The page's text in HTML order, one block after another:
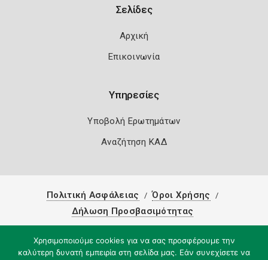
Σελίδες
Αρχική
Επικοινωνία
Υπηρεσίες
Υποβολή Ερωτημάτων
Αναζήτηση ΚΑΔ
Πολιτική Ασφάλειας
Όροι Χρήσης
Δήλωση Προσβασιμότητας
Χρησιμοποιούμε cookies για να σας προσφέρουμε την
καλύτερη δυνατή εμπειρία στη σελίδα μας. Εάν συνεχίσετε να